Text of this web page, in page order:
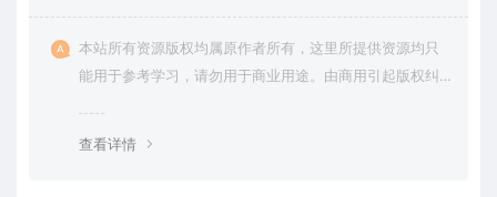
本站所有资源版权均属原作者所有，这里所提供资源均只
能用于参考学习，请勿用于商业用途。由商用引起版权纠
查看详情